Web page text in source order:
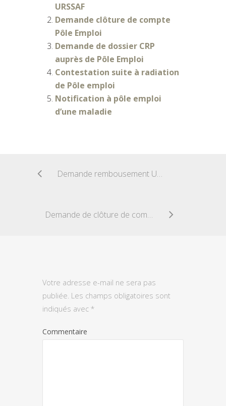
URSSAF
Demande clôture de compte
Pôle Emploi
Demande de dossier CRP
auprès de Pôle Emploi
Contestation suite à radiation
de Pôle emploi
Notification à pôle emploi
d’une maladie
Demande rembousement URSSAF
Demande de clôture de compte URSSAF
Votre adresse e-mail ne sera pas
publiée. Les champs obligatoires sont
indiqués avec *
Commentaire